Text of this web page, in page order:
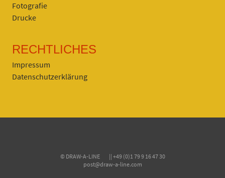
Fotografie
Drucke
RECHTLICHES
Impressum
Datenschutzerklärung
© DRAW-A-LINE || +49 (0)1 79 9 16 47 30
post@draw-a-line.com